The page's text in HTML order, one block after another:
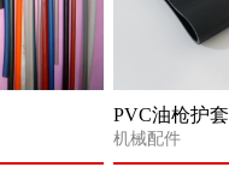
PVC油枪护套
机械配件